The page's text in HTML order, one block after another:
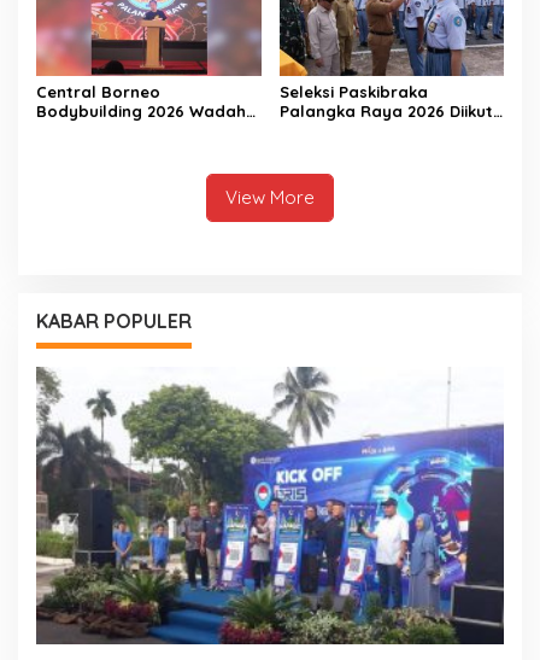
Central Borneo
Bodybuilding 2026 Wadah
Seleksi Paskibraka
Palangka Raya 2026 Diikuti
View More
KABAR POPULER